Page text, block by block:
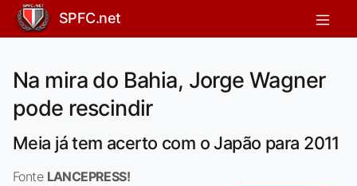
SPFC.net
Na mira do Bahia, Jorge Wagner
pode rescindir
Meia já tem acerto com o Japão para 2011
Fonte LANCEPRESS!